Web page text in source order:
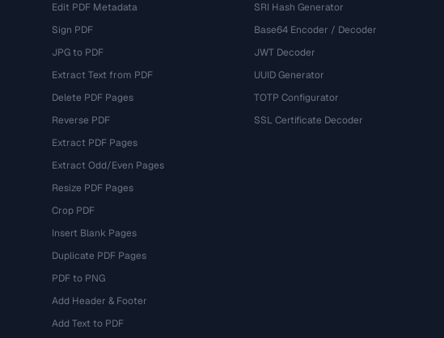
Edit PDF Metadata
Sign PDF
JPG to PDF
Extract Text from PDF
Delete PDF Pages
Reverse PDF
Extract PDF Pages
Extract Odd/Even Pages
Resize PDF Pages
Crop PDF
Insert Blank Pages
Duplicate PDF Pages
PDF to PNG
Add Header & Footer
Add Text to PDF
SRI Hash Generator
Base64 Encoder / Decoder
JWT Decoder
UUID Generator
TOTP Configurator
SSL Certificate Decoder